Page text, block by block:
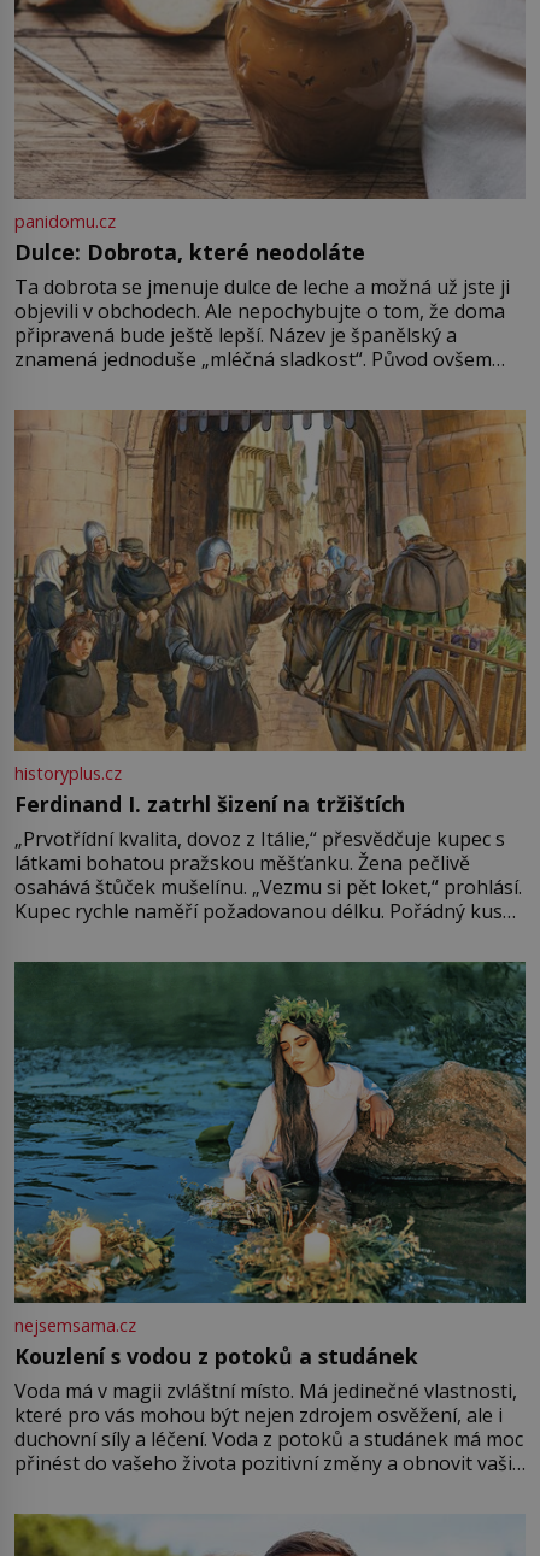
panidomu.cz
Dulce: Dobrota, které neodoláte
Ta dobrota se jmenuje dulce de leche a možná už jste ji
objevili v obchodech. Ale nepochybujte o tom, že doma
připravená bude ještě lepší. Název je španělský a
znamená jednoduše „mléčná sladkost“. Původ ovšem
pře hned několik latinskoamerických zemí a k tomu
Francie, kde se traduje,
historyplus.cz
Ferdinand I. zatrhl šizení na tržištích
„Prvotřídní kvalita, dovoz z Itálie,“ přesvědčuje kupec s
látkami bohatou pražskou měšťanku. Žena pečlivě
osahává štůček mušelínu. „Vezmu si pět loket,“ prohlásí.
Kupec rychle naměří požadovanou délku. Pořádný kus
milostpaní. Stačí jenom na sukni,“ zhodnotí švadlena
množství růžového mušelínu. „Ošidili vás, podívejte.“
nejsemsama.cz
Kouzlení s vodou z potoků a studánek
Voda má v magii zvláštní místo. Má jedinečné vlastnosti,
které pro vás mohou být nejen zdrojem osvěžení, ale i
duchovní síly a léčení. Voda z potoků a studánek má moc
přinést do vašeho života pozitivní změny a obnovit vaši
můžete obohatit své rituály a přinést do svého života
větší harmonii a klid. Je důležité